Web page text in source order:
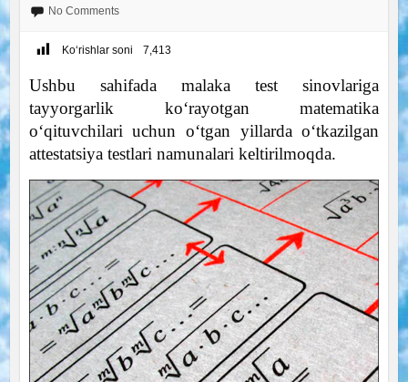
No Comments
Ko‘rishlar soni 7,413
Ushbu sahifada malaka test sinovlariga
tayyorgarlik ko‘rayotgan matematika
o‘qituvchilari uchun o‘tgan yillarda o‘tkazilgan
attestatsiya testlari namunalari keltirilmoqda.